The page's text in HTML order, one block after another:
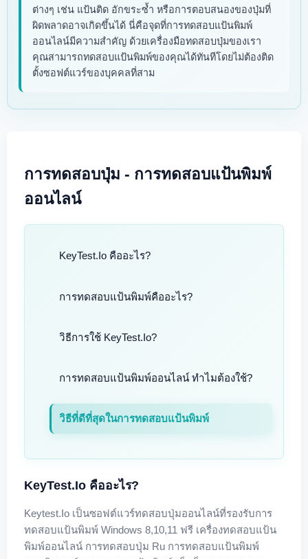
ต่างๆ เช่น แป้นติด อักขระซ้ำ หรือการตอบสนองของปุ่มที่
ผิดพลาดอาจเกิดขึ้นได้ นี่คือจุดที่การทดสอบแป้นพิมพ์
ออนไลน์มีความสำคัญ ด้วยเครื่องมือทดสอบปุ่มของเรา
คุณสามารถทดสอบแป้นพิมพ์ของคุณได้ทันทีโดยไม่ต้องติด
ตั้งซอฟต์แวร์ของบุคคลที่สาม
การทดสอบปุ่ม - การทดสอบแป้นพิมพ์
ออนไลน์
KeyTest.io คืออะไร?
การทดสอบแป้นพิมพ์คืออะไร?
วิธีการใช้ KeyTest.io?
การทดสอบแป้นพิมพ์ออนไลน์ ทำไมต้องใช้?
วิธีที่ดีที่สุดในการทดสอบแป้นพิมพ์
KeyTest.io คืออะไร?
Keytest.io เป็นซอฟต์แวร์ทดสอบปุ่มออนไลน์ที่รองรับการ
ทดสอบแป้นพิมพ์ Windows 8,10,11 ฟรี เครื่องทดสอบแป้น
พิมพ์ออนไลน์ การทดสอบปุ่ม Ru การทดสอบแป้นพิมพ์